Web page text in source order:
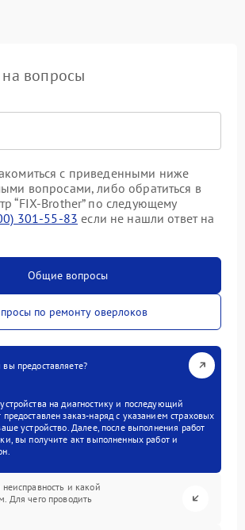
на вопросы
с приведенными ниже
вопросами, либо обратиться в
“FIX-Brother” по следующему
301-55-83 если не нашли ответ на
Общие вопросы
по ремонту оверлоков
предоставляете?
на диагностику и последующий
заказ-наряд с указанием страховых
устройство. Далее, после выполнения работ
вы получите акт выполненных работ и
и какой
Для чего проводить